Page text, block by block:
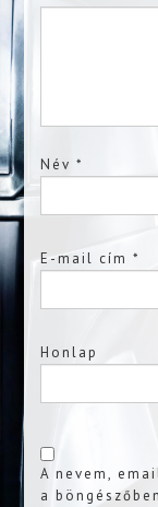
Név*
E-mail cím*
Honlap
A nevem,
a